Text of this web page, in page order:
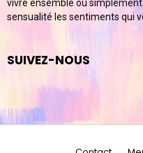
vivre ensemble ou
sensualité les sentiments qui
SUIVEZ-NOUS